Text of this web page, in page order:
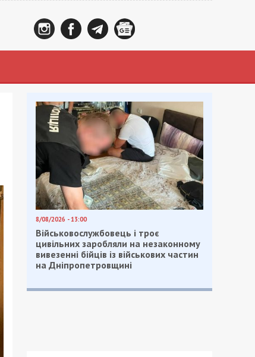
8/08/2026 - 13:00
Військовослужбовець і троє
цивільних заробляли на незаконному
вивезенні бійців із військових частин
на Дніпропетровщині